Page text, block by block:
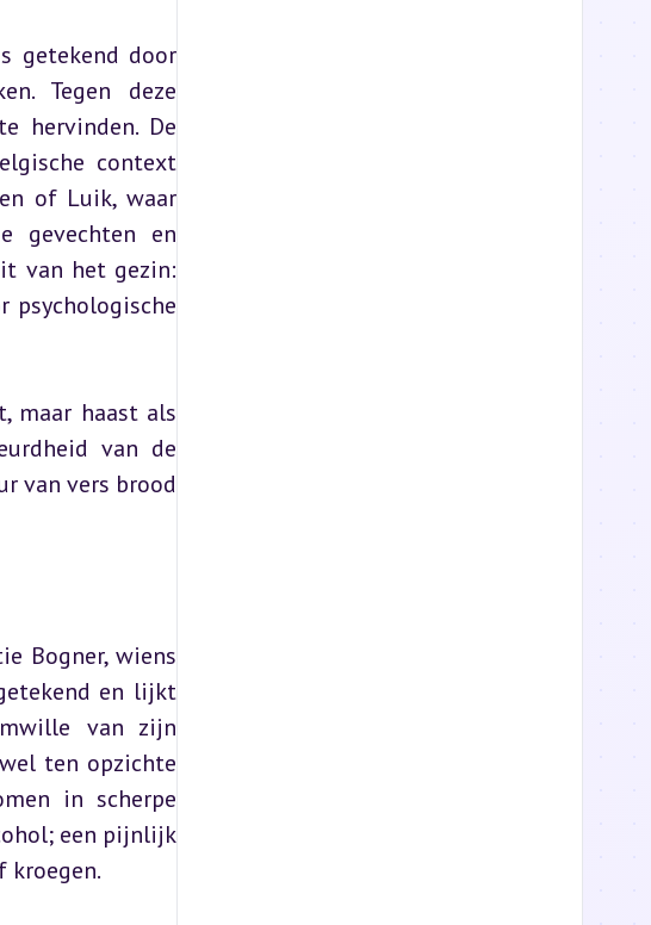
getekend door
Tegen deze
hervinden. De
context
of Luik, waar
gevechten en
van het gezin:
psychologische
maar haast als
van de
van vers brood
Bogner, wiens
en lijkt
van zijn
ten opzichte
in scherpe
een pijnlijk
kroegen.